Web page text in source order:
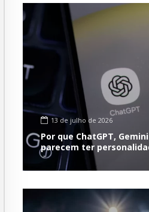
13 de julho de 2026
Por que ChatGPT,
parecem ter